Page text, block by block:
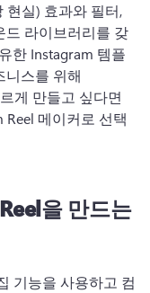
현실) 효과와 필터,
드 라이브러리를 갖
한 Instagram 템플
니스를 위해
게 만들고 싶다면
메이커로 선택
을 만드는
기능을 사용하고 컴